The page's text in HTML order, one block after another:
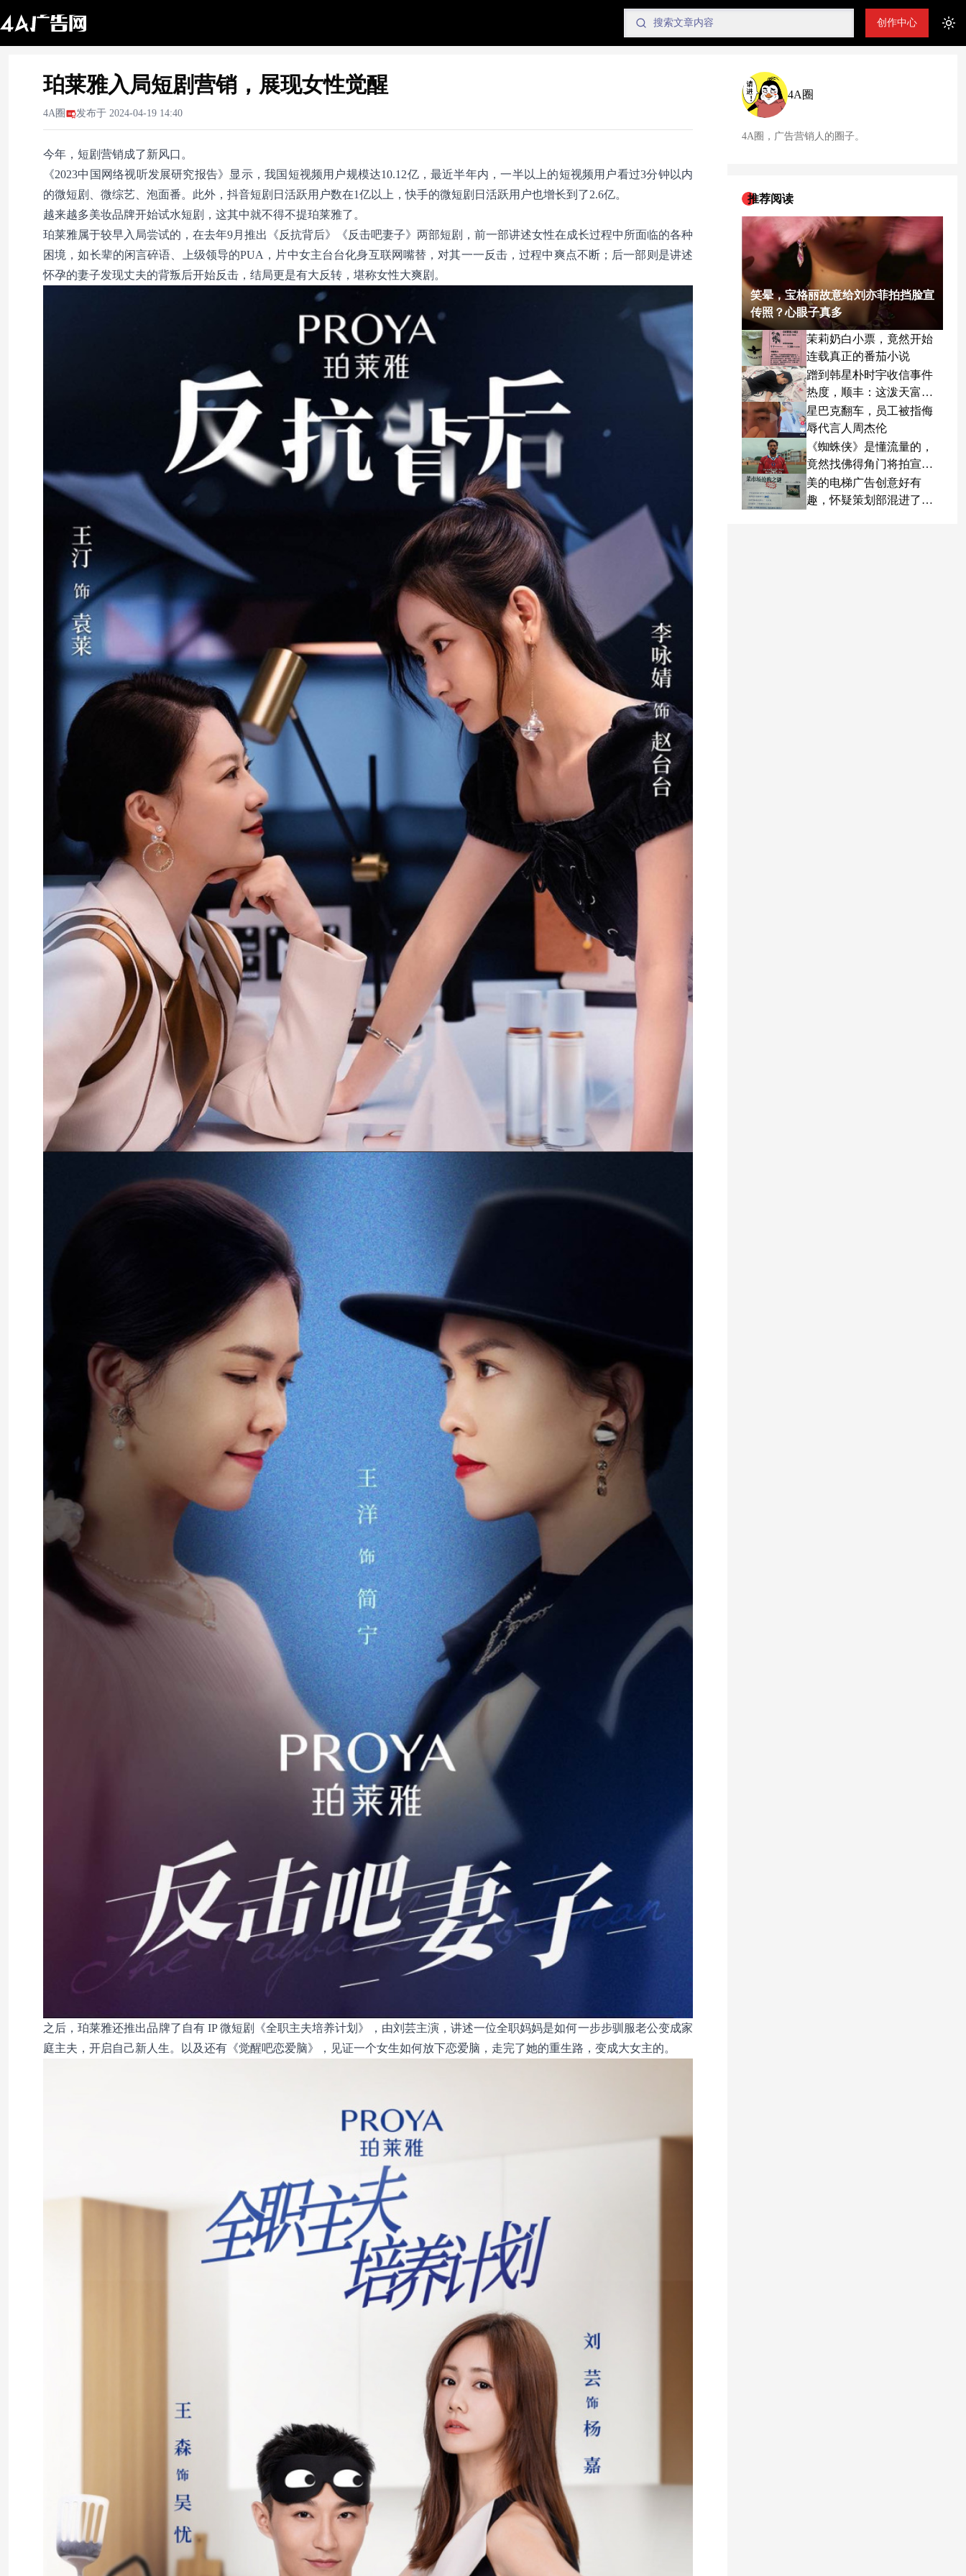
创作中心
珀莱雅入局短剧营销，展现女性觉醒
4A圈 发布于 2024-04-19 14:40
今年，短剧营销成了新风口。
《2023中国网络视听发展研究报告》显示，我国短视频用户规模达10.12亿，最近半年内，一半以上的短视频用户看过3分钟以内
的微短剧、微综艺、泡面番。此外，抖音短剧日活跃用户数在1亿以上，快手的微短剧日活跃用户也增长到了2.6亿。
越来越多美妆品牌开始试水短剧，这其中就不得不提珀莱雅了。
珀莱雅属于较早入局尝试的，在去年9月推出《反抗背后》《反击吧妻子》两部短剧，前一部讲述女性在成长过程中所面临的各种
困境，如长辈的闲言碎语、上级领导的PUA，片中女主台台化身互联网嘴替，对其一一反击，过程中爽点不断；后一部则是讲述
怀孕的妻子发现丈夫的背叛后开始反击，结局更是有大反转，堪称女性大爽剧。
之后，珀莱雅还推出品牌了自有 IP 微短剧《全职主夫培养计划》，由刘芸主演，讲述一位全职妈妈是如何一步步驯服老公变成家
庭主夫，开启自己新人生。以及还有《觉醒吧恋爱脑》，见证一个女生如何放下恋爱脑，走完了她的重生路，变成大女主的。
4A圈
4A圈，广告营销人的圈子。
推荐阅读
笑晕，宝格丽故意给刘亦菲拍挡脸宣
传照？心眼子真多
茉莉奶白小票，竟然开始
连载真正的番茄小说
蹭到韩星朴时宇收信事件
热度，顺丰：这泼天富贵
终于轮到我了
星巴克翻车，员工被指侮
辱代言人周杰伦
《蜘蛛侠》是懂流量的，
竟然找佛得角门将拍宣传
片
美的电梯广告创意好有
趣，怀疑策划部混进了天